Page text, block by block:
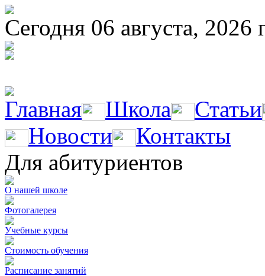
Сегодня 06 августа, 2026
Главная Школа
Статьи
Новости
Контакты
Для абитуриентов
О нашей школе
Фотогалерея
Учебные курсы
Стоимость обучения
Расписание занятий